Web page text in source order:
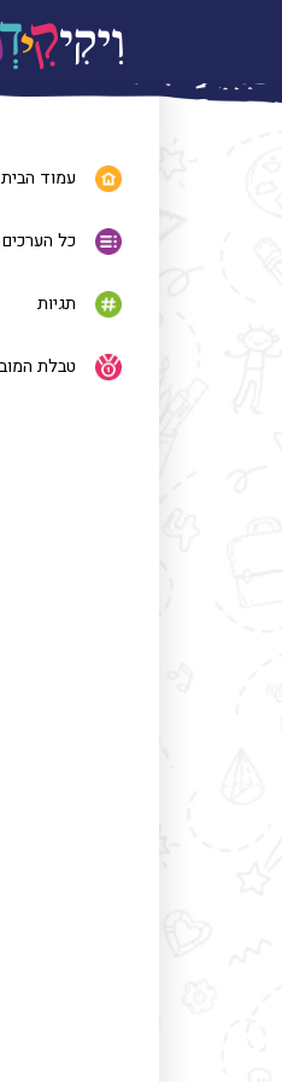
עמוד הבית
כל הערכים
תגיות
טבלת